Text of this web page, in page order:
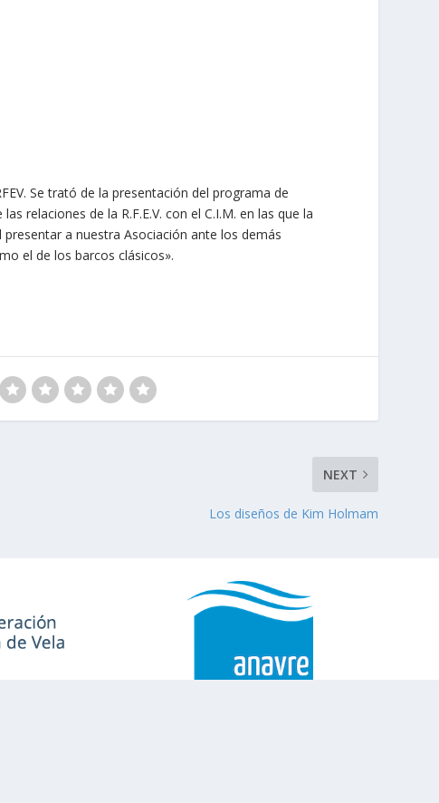
Se trató de la presentación del programa de
relaciones de la R.F.E.V. con el C.I.M. en las que la
presentar a nuestra Asociación ante los demás
el de los barcos clásicos».
NEXT
Los diseños de Kim Holmam